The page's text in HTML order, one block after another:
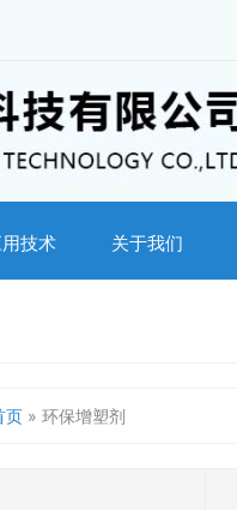
技术 关于我们
页 » 环保增塑剂